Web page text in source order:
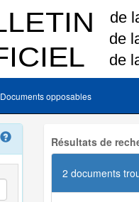
Documents opposables
Résultats de
2 documents